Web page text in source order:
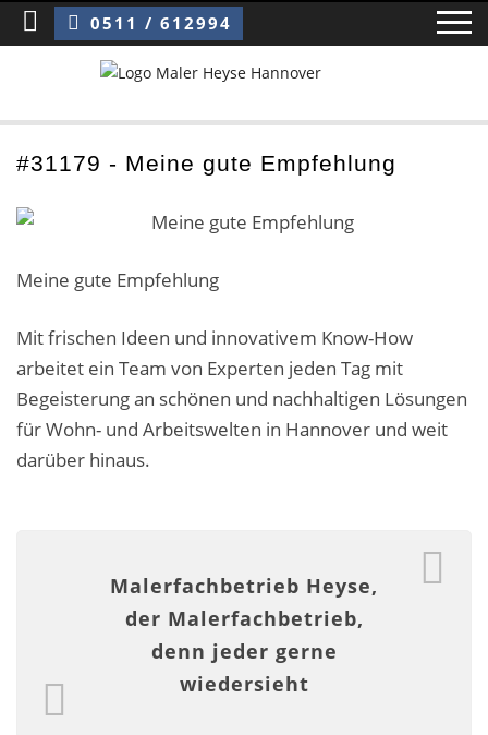
Sie sind hier:Meine gute Empfehlung
0511 / 612994
Home
Referenzen und Kundenbewertungen
Stellenangebot: Backoffice Manager/in
Leistungen ›
Altbausanierung
#31179 - Meine gute Empfehlung
Meine gute Empfehlung
Mit frischen Ideen und innovativem Know-How
arbeitet ein Team von Experten jeden Tag mit
Begeisterung an schönen und nachhaltigen Lösungen
für Wohn- und Arbeitswelten in Hannover und weit
darüber hinaus.
Malerfachbetrieb Heyse,
der Malerfachbetrieb,
denn jeder gerne
wiedersieht